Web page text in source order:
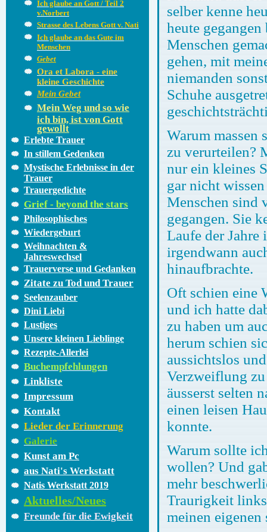
Ich glaube an Gott / Teil 2
v.Norbert
Strasse des Lebens Gott v. Nati
Ich glaube an das Gute im
Menschen
Gebet
Ora et Labora - eine
kleine Geschichte
Mein Gebet
Mein Weg und so wie
ich bin, ist von Gott
gewollt
Erlebte Trauer
In stillem Gedenken
Mystische Erlebnisse in der
Trauer
Trauergedichte
Grief - beyond the stars
Philosophisches
Wiedergeburt
Weihnachten &
Jahreswechsel
Trauerverse und Gedanken
Zitate zu Tod und Trauer
Seelenzauber
Dini Liebi
Lustiges
Unsere kleinen Lieblinge
Rezepte-Allerlei
Buchempfehlungen
Linkliste
Impressum
Kontakt
Lieder der Erinnerung
Galerie
Kunst am Pc
aus Nati's Werkstatt
Natis Werkstatt 2019
Aktuelles/Neues
Freunde für die Ewigkeit
selber kenne
heute
Menschen
gehen, mit
niemanden
Schuhe
Warum massen
zu verurteilen?
nur ein kleines
gar nicht
Menschen sind
gegangen. Sie
Laufe der Jahre
irgendwann
hinaufbrachte.
Oft schien eine
und ich hatte
zu haben um
herum schien
aussichtslos
Verzweiflung
äusserst selten
einen leisen
konnte.
Warum sollte
wollen? Und
mehr
Traurigkeit
meinen eigenen